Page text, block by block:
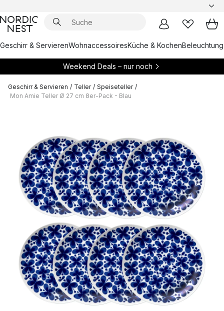
Geschirr & ServierenWohnaccessoiresKüche & KochenBeleuchtung
Weekend Deals – nur noch
Geschirr & Servieren / Teller / Speiseteller /
Mon Amie Teller Ø 27 cm 8er-Pack - Blau